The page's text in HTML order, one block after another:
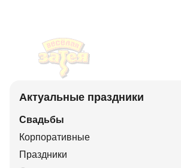
Актуальные праздники
Свадьбы
Корпоративные
Праздники